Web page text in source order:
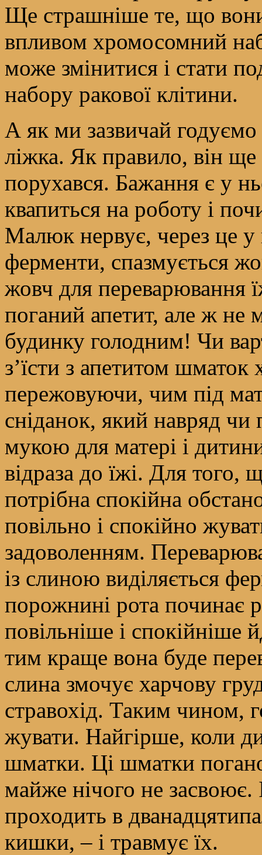
Ще страшніше те, що
впливом хромосомний
може змінитися і стати
набору ракової клітини.
А як ми зазвичай годуємо
ліжка. Як правило, він
порухався. Бажання є у
квапиться на роботу і
Малюк нервує, через це у
ферменти, спазмується
жовч для переварювання
поганий апетит, але ж не
будинку голодним! Чи
з’їсти з апетитом шматок
пережовуючи, чим під
сніданок, який навряд чи
мукою для матері і
відраза до їжі. Для того,
потрібна спокійна
повільно і спокійно
задоволенням.
із слиною виділяється
порожнині рота починає
повільніше і спокійніше
тим краще вона буде
слина змочує харчову
стравохід. Таким чином,
жувати. Найгірше, коли
шматки. Ці шматки
майже нічого не засвоює.
проходить в
кишки, – і травмує їх.